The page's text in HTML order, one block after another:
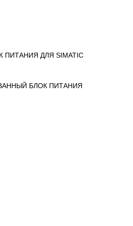
ПИТАНИЯ ДЛЯ SIMATIC
БЛОК ПИТАНИЯ